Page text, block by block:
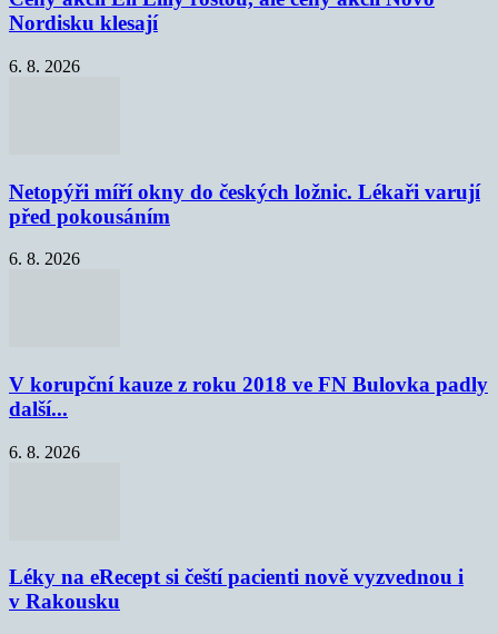
Nordisku klesají
6. 8. 2026
Netopýři míří okny do českých ložnic. Lékaři varují
před pokousáním
6. 8. 2026
V korupční kauze z roku 2018 ve FN Bulovka padly
další...
6. 8. 2026
Léky na eRecept si čeští pacienti nově vyzvednou i
v Rakousku